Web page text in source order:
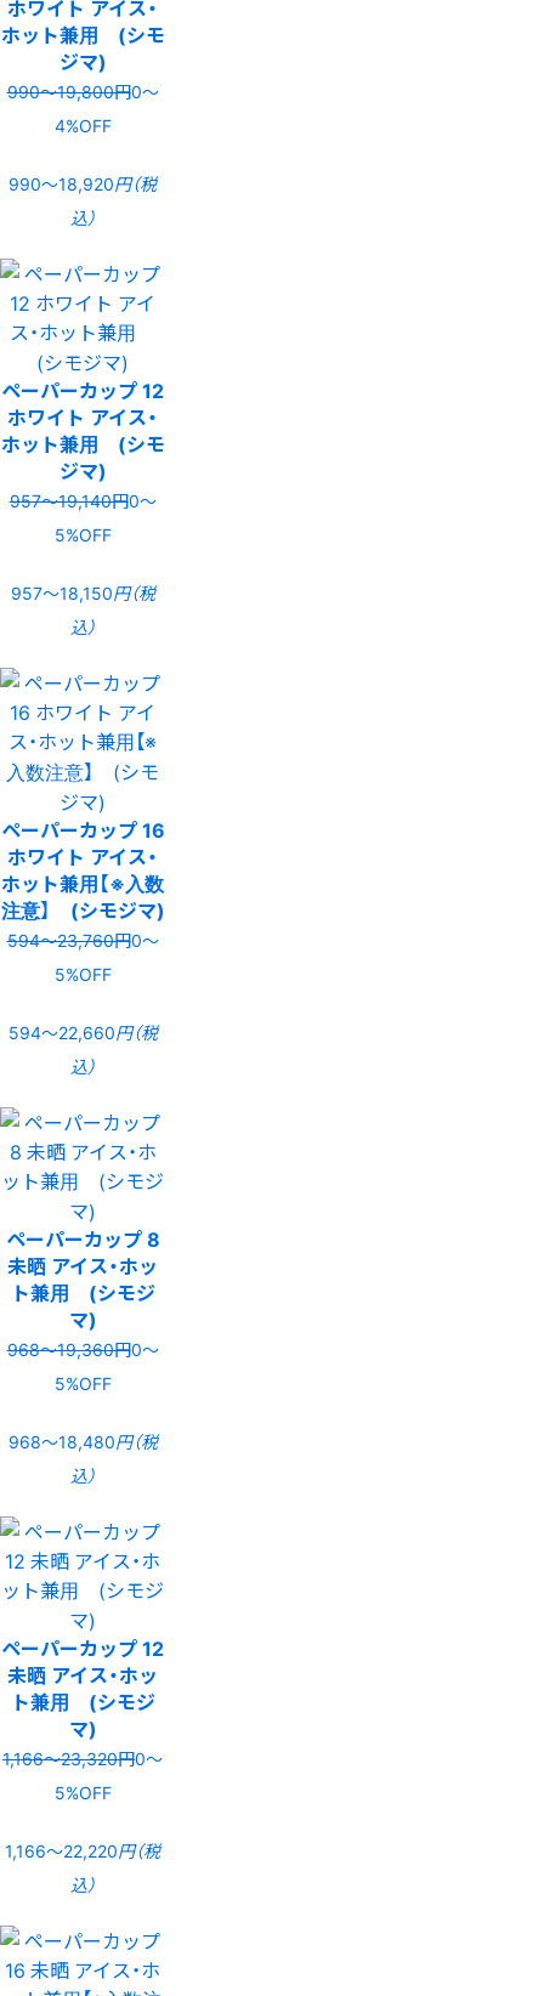
ホワイト アイス・
ホット兼用 (シモ
ジマ)
990〜19,800円0〜
4%OFF
990〜18,920円（税
込）
ペーパーカップ 12
ホワイト アイス・
ホット兼用 (シモ
ジマ)
957〜19,140円0〜
5%OFF
957〜18,150円（税
込）
ペーパーカップ 16
ホワイト アイス・
ホット兼用【※入数
注意】 (シモジマ)
594〜23,760円0〜
5%OFF
594〜22,660円（税
込）
ペーパーカップ 8
未晒 アイス・ホッ
ト兼用 (シモジ
マ)
968〜19,360円0〜
5%OFF
968〜18,480円（税
込）
ペーパーカップ 12
未晒 アイス・ホッ
ト兼用 (シモジ
マ)
1,166〜23,320円0〜
5%OFF
1,166〜22,220円（税
込）